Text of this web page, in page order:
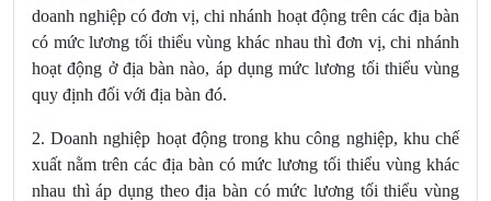
doanh nghiệp có đơn vị, chi nhánh hoạt động trên các địa bàn
có mức lương tối thiểu vùng khác nhau thì đơn vị, chi nhánh
hoạt động ở địa bàn nào, áp dụng mức lương tối thiểu vùng
quy định đối với địa bàn đó.
2. Doanh nghiệp hoạt động trong khu công nghiệp, khu chế
xuất nằm trên các địa bàn có mức lương tối thiểu vùng khác
nhau thì áp dụng theo địa bàn có mức lương tối thiểu vùng